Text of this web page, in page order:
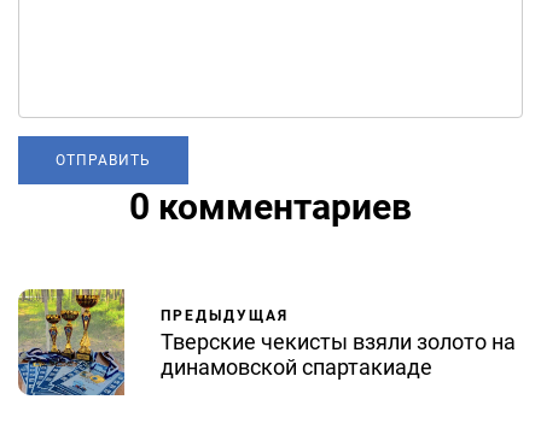
0 комментариев
ПРЕДЫДУЩАЯ
Тверские чекисты взяли золото на
динамовской спартакиаде